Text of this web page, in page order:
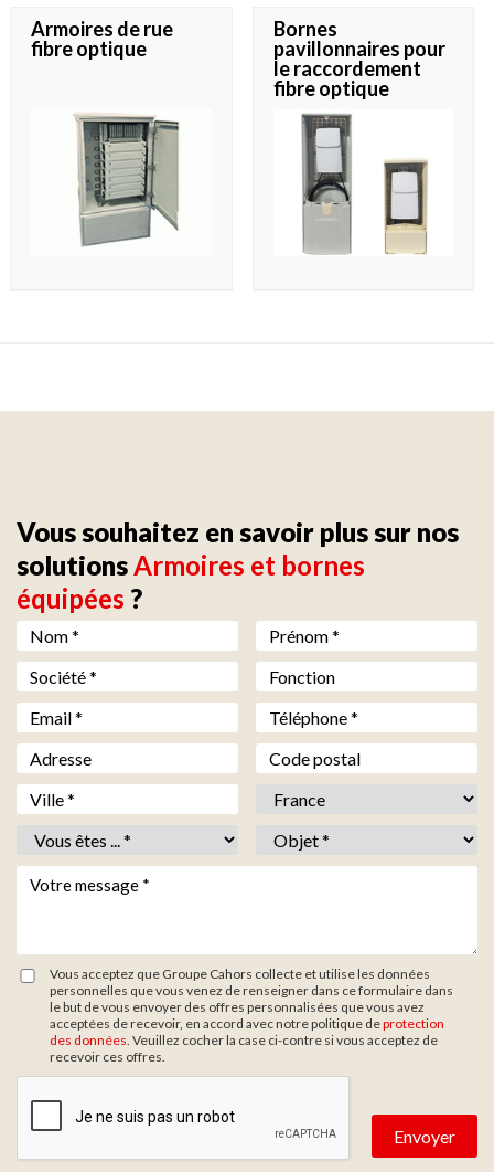
Armoires de rue
fibre optique
Bornes
pavillonnaires pour
le raccordement
fibre optique
Vous souhaitez en savoir plus sur nos
solutionsArmoires et bornes
équipées ?
Nom * * Prénom **
Société **
Fonction
Email ** Téléphone **
Adresse
Code postal
Ville ** Pays **
Vous êtes *
Objet **
Votre message *
Vous acceptez que Groupe Cahors collecte et utilise les données
personnelles que vous venez de renseigner dans ce formulaire dans
le but de vous envoyer des offres personnalisées que vous avez
acceptées de recevoir, en accord avec notre politique deprotection
des données. Veuillez cocher la case ci-contre si vous acceptez de
recevoir ces offres.